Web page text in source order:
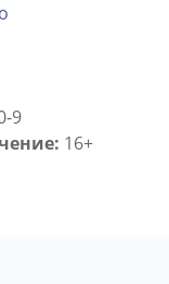
9
16+